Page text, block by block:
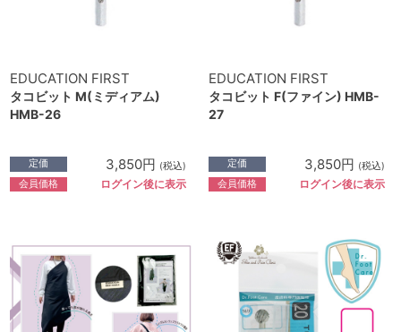
EDUCATION FIRST
タコビット M(ミディアム)
HMB-26
定価 3,850円 (税込)
会員価格 ログイン後に表示
EDUCATION FIRST
タコビット F(ファイン) HMB-
27
定価 3,850円 (税込)
会員価格 ログイン後に表示